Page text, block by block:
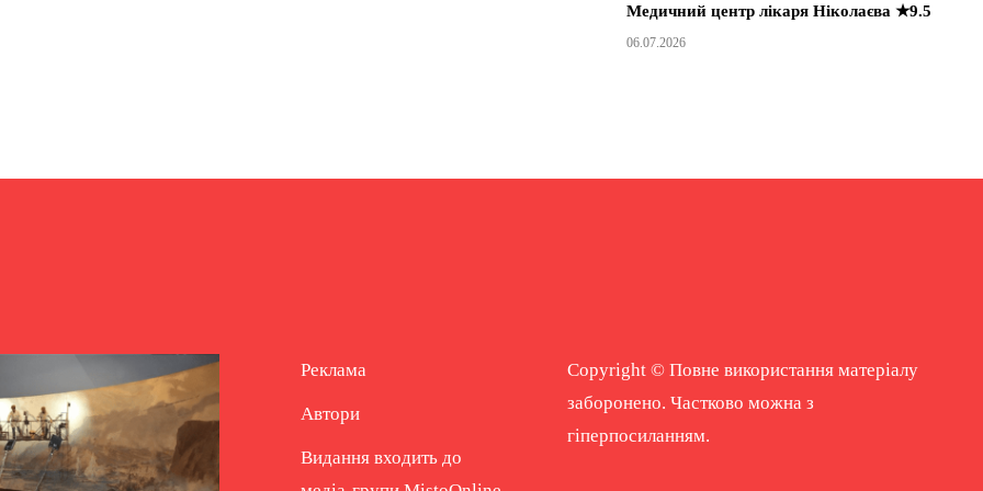
Медичний центр лікаря Ніколаєва ★9.5
06.07.2026
Реклама
Автори
Видання входить до
Copyright © Повне використання матеріалу
заборонено. Частково можна з
гіперпосиланням.